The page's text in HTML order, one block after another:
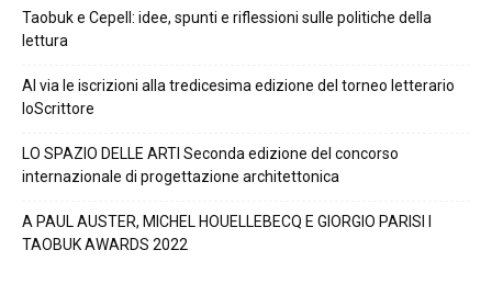
Taobuk e Cepell: idee, spunti e riflessioni sulle politiche della
lettura
Al via le iscrizioni alla tredicesima edizione del torneo letterario
IoScrittore
LO SPAZIO DELLE ARTI Seconda edizione del concorso
internazionale di progettazione architettonica
A PAUL AUSTER, MICHEL HOUELLEBECQ E GIORGIO PARISI I
TAOBUK AWARDS 2022